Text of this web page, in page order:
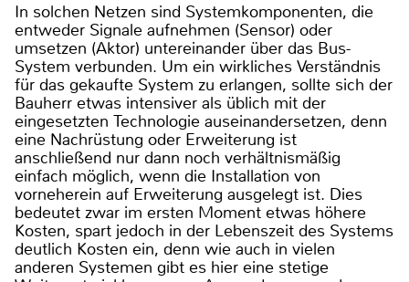
In solchen Netzen sind Systemkomponenten, die
entweder Signale aufnehmen (Sensor) oder
umsetzen (Aktor) untereinander über das Bus-
System verbunden. Um ein wirkliches Verständnis
für das gekaufte System zu erlangen, sollte sich der
Bauherr etwas intensiver als üblich mit der
eingesetzten Technologie auseinandersetzen, denn
eine Nachrüstung oder Erweiterung ist
anschließend nur dann noch verhältnismäßig
einfach möglich, wenn die Installation von
vorneherein auf Erweiterung ausgelegt ist. Dies
bedeutet zwar im ersten Moment etwas höhere
Kosten, spart jedoch in der Lebenszeit des Systems
deutlich Kosten ein, denn wie auch in vielen
anderen Systemen gibt es hier eine stetige